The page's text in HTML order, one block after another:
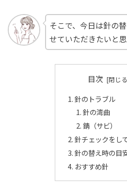
そこで、今日は針の
せていただきたいと思
目次
針のトラブル
針の湾曲
錆（サビ）
針チェックをし
針の替え時の目
おすすめ針